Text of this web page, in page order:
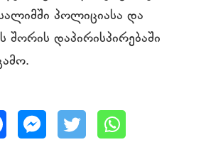
პოლიციასა და
შორის დაპირისპირებაში